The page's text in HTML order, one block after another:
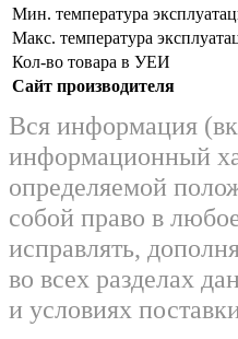
Мин. температура
Макс. температура
Кол-во товара в УЕИ
Сайт производителя
Вся информация
информационный
определяемой
собой право в
исправлять,
во всех разделах
и условиях